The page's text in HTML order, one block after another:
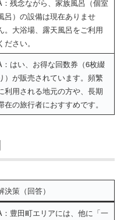
：残念ながら、家族風呂（個室
呂）の設備は現在ありませ
。大浴場、露天風呂をご利用
ださい。
：はい、お得な回数券（6枚綴
）が販売されています。頻繁
利用される地元の方や、長期
在の旅行者におすすめです。
決策（回答）
：豊田町エリアには、他に「一